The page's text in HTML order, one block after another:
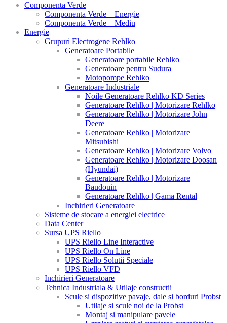
Componenta Verde
Componenta Verde – Energie
Componenta Verde – Mediu
Energie
Grupuri Electrogene Rehlko
Generatoare Portabile
Generatoare portabile Rehlko
Generatoare pentru Sudura
Motopompe Rehlko
Generatoare Industriale
Noile Generatoare Rehlko KD Series
Generatoare Rehlko | Motorizare Rehlko
Generatoare Rehlko | Motorizare John
Deere
Generatoare Rehlko | Motorizare
Mitsubishi
Generatoare Rehlko | Motorizare Volvo
Generatoare Rehlko | Motorizare Doosan
(Hyundai)
Generatoare Rehlko | Motorizare
Baudouin
Generatoare Rehlko | Gama Rental
Inchirieri Generatoare
Sisteme de stocare a energiei electrice
Data Center
Sursa UPS Riello
UPS Riello Line Interactive
UPS Riello On Line
UPS Riello Solutii Speciale
UPS Riello VFD
Inchirieri Generatoare
Tehnica Industriala & Utilaje constructii
Scule si dispozitive pavaje, dale si borduri Probst
Utilaje si scule noi de la Probst
Montaj si manipulare pavele